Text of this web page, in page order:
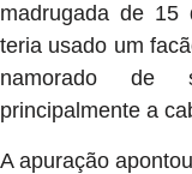
madrugada de 15
teria usado um
namorado de
principalmente a
A apuração